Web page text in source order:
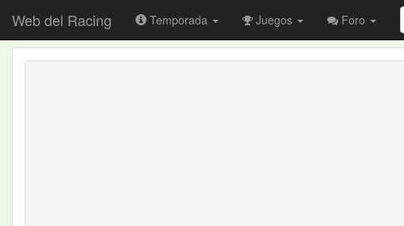
Web del Racing Temporada Juegos Foro